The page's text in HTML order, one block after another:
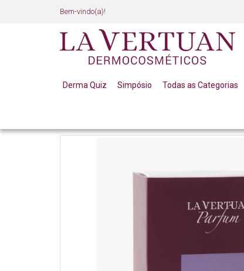
Bem-vindo(a)!
Derma Quiz Simpósio Todas as Categorias